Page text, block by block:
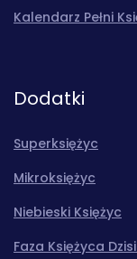
Kalendarz Pełni
Dodatki
Superksiężyc
Mikroksiężyc
Niebieski Księżyc
Faza Księżyca